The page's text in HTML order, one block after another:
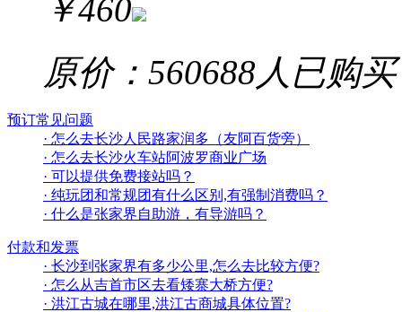
￥460
原价：560688 人已购买
预订常见问题
· 怎么去长沙人民路家润多（友阿百货旁）
· 怎么去长沙火车站阿波罗商业广场
· 可以提供免费接站吗？
· 纯玩团和常规团有什么区别,有强制消费吗？
· 什么是张家界自助游，有导游吗？
付款和发票
· 长沙到张家界有多少公里,怎么去比较方便?
· 怎么从吉首市区去看矮寨大桥方便?
· 洪江古城在哪里,洪江古商城具体位置?